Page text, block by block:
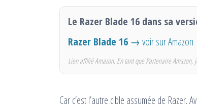
Le Razer Blade 16 dans sa
Razer Blade 16 → voir sur Amazon
Lien affilié Amazon. En tant que Partenaire
Car c’est l’autre cible assumée de Razer.